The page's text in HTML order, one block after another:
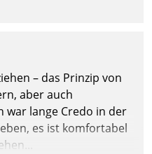
– das Prinzip von
aber auch
war lange Credo in der
es ist komfortabel